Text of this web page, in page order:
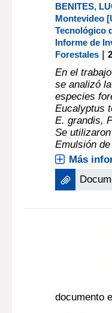
BENITES,
Montevideo
Tecnológico
Informe de
Forestales |
En el
se analizó
especies
Eucalyptus
E. grandis,
Se
Emulsión
Más
documento